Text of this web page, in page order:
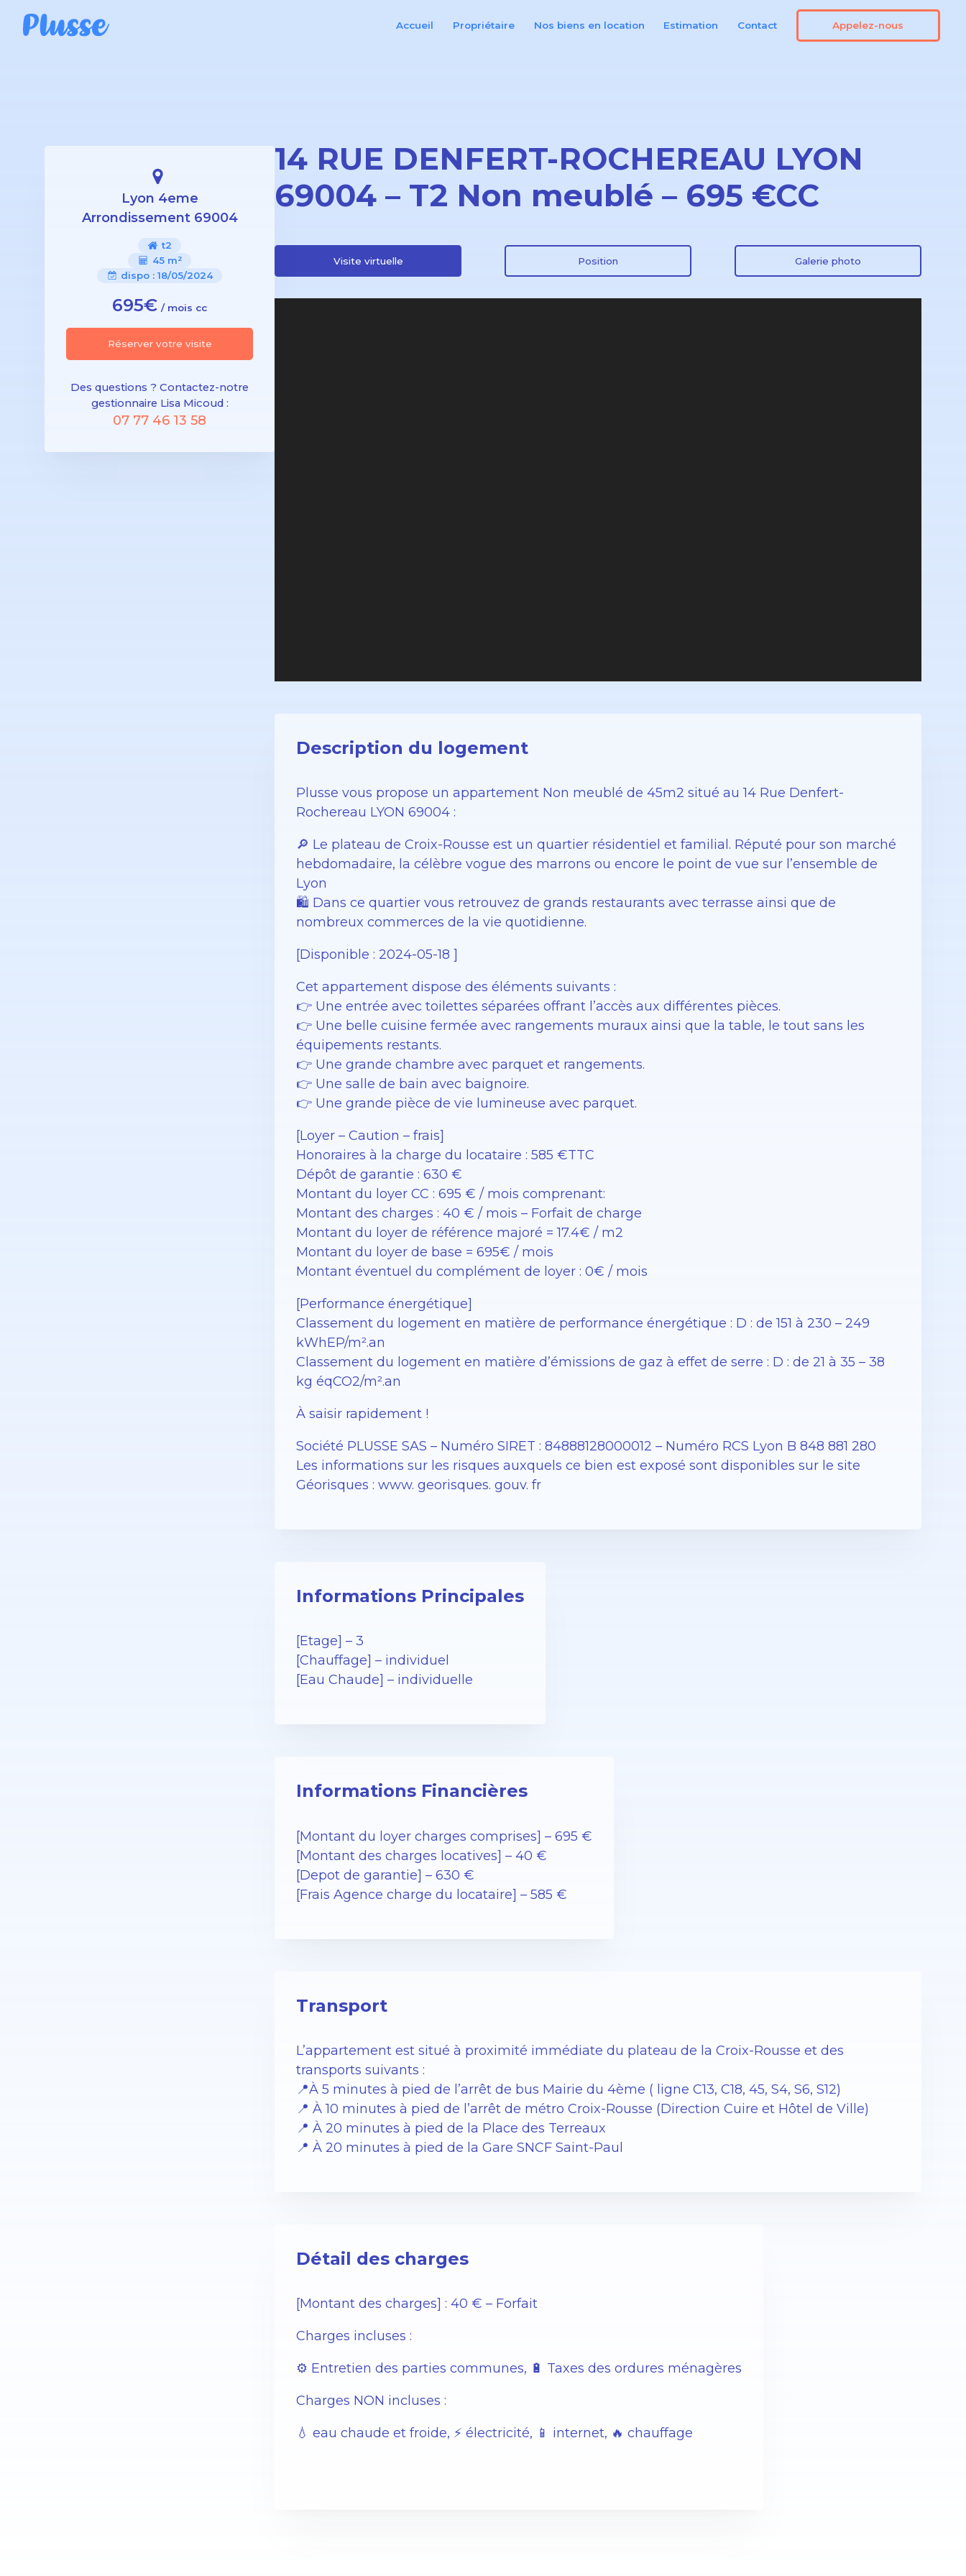
Accueil Propriétaire Nos biens en location Estimation Contact Appelez-nous
Lyon 4eme
Arrondissement 69004
t2
45 m²
dispo : 18/05/2024
695€ / mois cc
Réserver votre visite
Des questions ? Contactez-notre
gestionnaire Lisa Micoud :
07 77 46 13 58
14 RUE DENFERT-ROCHEREAU LYON
69004 – T2 Non meublé – 695 €CC
Visite virtuelle Position Galerie photo
Description du logement
Plusse vous propose un appartement Non meublé de 45m2 situé au 14 Rue Denfert-
Rochereau LYON 69004 :
🔎 Le plateau de Croix-Rousse est un quartier résidentiel et familial. Réputé pour son marché
hebdomadaire, la célèbre vogue des marrons ou encore le point de vue sur l’ensemble de
Lyon
️🛍️ Dans ce quartier vous retrouvez de grands restaurants avec terrasse ainsi que de
nombreux commerces de la vie quotidienne.
[Disponible : 2024-05-18 ]
Cet appartement dispose des éléments suivants :
👉 Une entrée avec toilettes séparées offrant l’accès aux différentes pièces.
👉 Une belle cuisine fermée avec rangements muraux ainsi que la table, le tout sans les
équipements restants.
👉 Une grande chambre avec parquet et rangements.
👉 Une salle de bain avec baignoire.
👉 Une grande pièce de vie lumineuse avec parquet.
[Loyer – Caution – frais]
Honoraires à la charge du locataire : 585 €TTC
Dépôt de garantie : 630 €
Montant du loyer CC : 695 € / mois comprenant:
Montant des charges : 40 € / mois – Forfait de charge
Montant du loyer de référence majoré = 17.4€ / m2
Montant du loyer de base = 695€ / mois
Montant éventuel du complément de loyer : 0€ / mois
[Performance énergétique]
Classement du logement en matière de performance énergétique : D : de 151 à 230 – 249
kWhEP/m².an
Classement du logement en matière d’émissions de gaz à effet de serre : D : de 21 à 35 – 38
kg éqCO2/m².an
À saisir rapidement !
Société PLUSSE SAS – ​​Numéro SIRET : 84888128000012 – Numéro RCS Lyon B 848 881 280
Les informations sur les risques auxquels ce bien est exposé sont disponibles sur le site
Géorisques : www. georisques. gouv. fr
Informations Principales
[Etage] – 3
[Chauffage] – individuel
[Eau Chaude] – individuelle
Informations Financières
[Montant du loyer charges comprises] – 695 €
[Montant des charges locatives] – 40 €
[Depot de garantie] – 630 €
[Frais Agence charge du locataire] – 585 €
Transport
L’appartement est situé à proximité immédiate du plateau de la Croix-Rousse et des
transports suivants :
📍À 5 minutes à pied de l’arrêt de bus Mairie du 4ème ( ligne C13, C18, 45, S4, S6, S12)
📍 À 10 minutes à pied de l’arrêt de métro Croix-Rousse (Direction Cuire et Hôtel de Ville)
📍 À 20 minutes à pied de la Place des Terreaux
📍 À 20 minutes à pied de la Gare SNCF Saint-Paul
Détail des charges
[Montant des charges] : 40 € – Forfait
Charges incluses :
⚙️ Entretien des parties communes, 🔋 Taxes des ordures ménagères
Charges NON incluses :
💧 eau chaude et froide, ⚡️ électricité, 📱 internet, 🔥 chauffage